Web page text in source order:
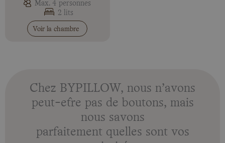
Max. 4 personnes
2 lits
Voir la chambre
Chez BYPILLOW, nous n’avons
peut-être pas de boutons, mais
nous savons
parfaitement quelles sont vos